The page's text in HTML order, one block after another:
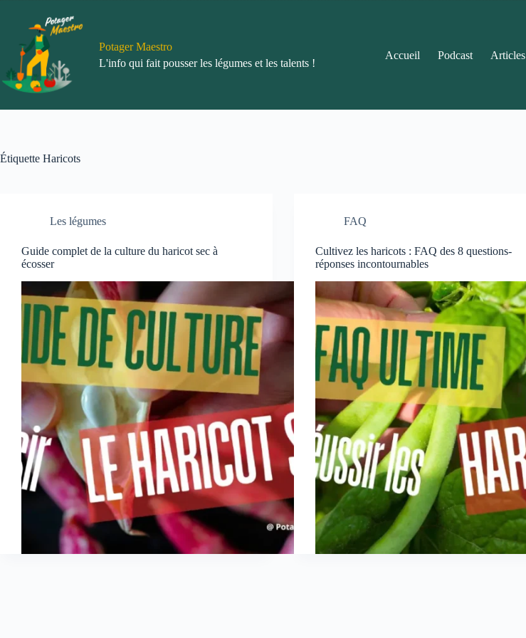
contenu
Potager Maestro
L'info qui fait pousser les légumes et les talents !
Accueil Podcast Articles
Étiquette Haricots
Les légumes
Guide complet de la culture du haricot sec à
écosser
FAQ
Cultivez les haricots : FAQ des 8 questions-
réponses incontournables